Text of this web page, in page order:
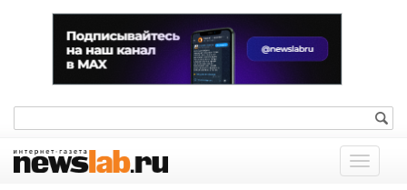
Показать
меню